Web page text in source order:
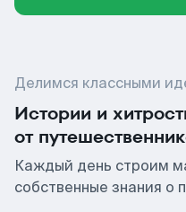
Делимся классными
Истории и
от
Каждый день строим
собственные знания о